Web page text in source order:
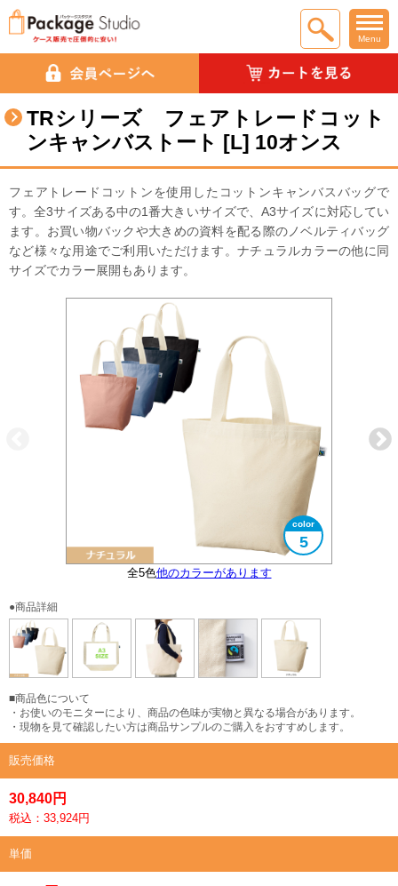
Menu
TRシリーズ フェアトレードコット
ンキャンバストート [L] 10オンス
フェアトレードコットンを使用したコットンキャンバスバッグで
す。全3サイズある中の1番大きいサイズで、A3サイズに対応してい
ます。お買い物バックや大きめの資料を配る際のノベルティバッグ
など様々な用途でご利用いただけます。ナチュラルカラーの他に同
サイズでカラー展開もあります。
全5色他のカラーがあります
5
A3サイズ対応
大きさイメージ
フェアトレード認証ラベル付き
●商品詳細
■商品色について
・お使いのモニターにより、商品の色味が実物と異なる場合があります。
・現物を見て確認したい方は商品サンプルのご購入をおすすめします。
販売価格
30,840円
税込：33,924円
単価